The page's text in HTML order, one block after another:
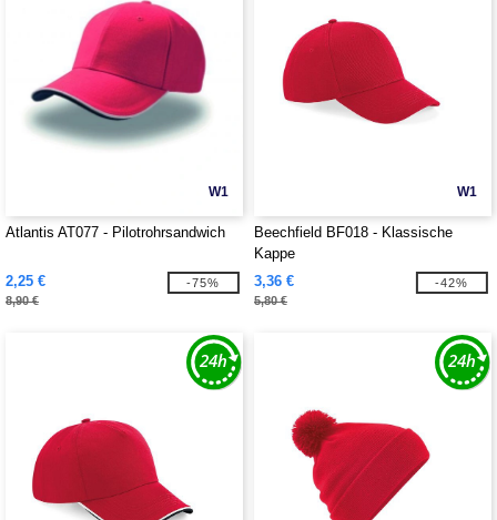
W1
Atlantis AT077 - Pilotrohrsandwich
2,25 €
8,90 €
-75%
W1
Beechfield BF018 - Klassische
Kappe
3,36 €
5,80 €
-42%